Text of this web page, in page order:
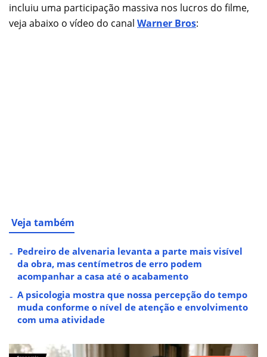
incluiu uma participação massiva nos lucros do filme,
veja abaixo o vídeo do canal Warner Bros:
Veja também
Pedreiro de alvenaria levanta a parte mais visível
da obra, mas centímetros de erro podem
acompanhar a casa até o acabamento
A psicologia mostra que nossa percepção do tempo
muda conforme o nível de atenção e envolvimento
com uma atividade